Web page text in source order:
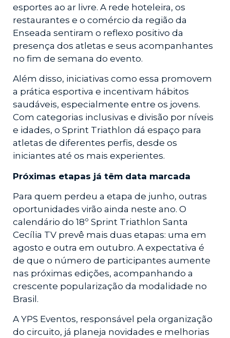
esportes ao ar livre. A rede hoteleira, os
restaurantes e o comércio da região da
Enseada sentiram o reflexo positivo da
presença dos atletas e seus acompanhantes
no fim de semana do evento.
Além disso, iniciativas como essa promovem
a prática esportiva e incentivam hábitos
saudáveis, especialmente entre os jovens.
Com categorias inclusivas e divisão por níveis
e idades, o Sprint Triathlon dá espaço para
atletas de diferentes perfis, desde os
iniciantes até os mais experientes.
Próximas etapas já têm data marcada
Para quem perdeu a etapa de junho, outras
oportunidades virão ainda neste ano. O
calendário do 18º Sprint Triathlon Santa
Cecília TV prevê mais duas etapas: uma em
agosto e outra em outubro. A expectativa é
de que o número de participantes aumente
nas próximas edições, acompanhando a
crescente popularização da modalidade no
Brasil.
A YPS Eventos, responsável pela organização
do circuito, já planeja novidades e melhorias